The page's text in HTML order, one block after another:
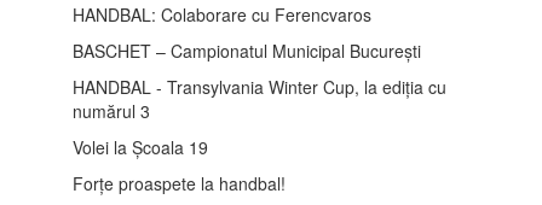
HANDBAL: Colaborare cu Ferencvaros
BASCHET – Campionatul Municipal București
HANDBAL - Transylvania Winter Cup, la ediția cu
numărul 3
Volei la Școala 19
Forțe proaspete la handbal!